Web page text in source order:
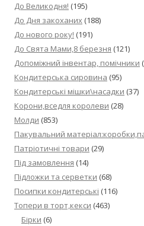
До Великодня! (195)
До Дня закоханих (188)
До нового року! (191)
До Свята Мами,8 березня (121)
Допоміжний інвентар, помічники
Кондитерська сировина (95)
Кондитерські мішки\насадки (37)
Корони,вседля королеви (28)
Молди (853)
Пакувальний
Патріотичні товари (29)
Під замовлення (14)
Підложки та серветки (68)
Посипки кондитерські (116)
Топери в торт,кекси (463)
Бірки (6)